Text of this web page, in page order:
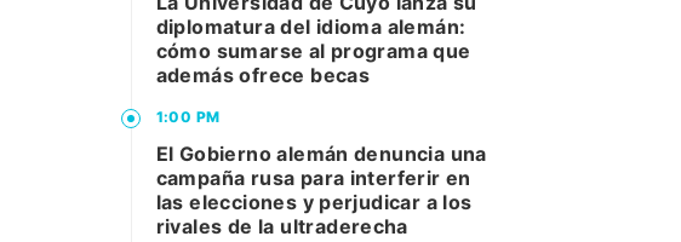
diplomatura del idioma alemán:
cómo sumarse al programa que
además ofrece becas
1:00 PM
El Gobierno alemán denuncia una
campaña rusa para interferir en
las elecciones y perjudicar a los
rivales de la ultraderecha